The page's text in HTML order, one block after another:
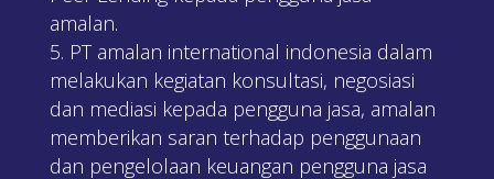
amalan.
PT amalan international indonesia dalam
melakukan kegiatan konsultasi, negosiasi
dan mediasi kepada pengguna jasa, amalan
memberikan saran terhadap penggunaan
dan pengelolaan keuangan pengguna jasa